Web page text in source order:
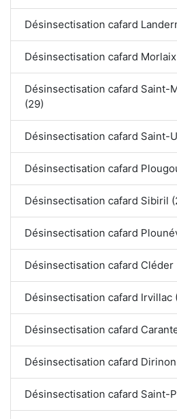
Désinsectisation cafard
Désinsectisation cafard
Désinsectisation cafard Saint-
(29)
Désinsectisation cafard Saint-
Désinsectisation cafard
Désinsectisation cafard Sibiril
Désinsectisation cafard
Désinsectisation cafard Cléder
Désinsectisation cafard Irvillac
Désinsectisation cafard
Désinsectisation cafard
Désinsectisation cafard Saint-